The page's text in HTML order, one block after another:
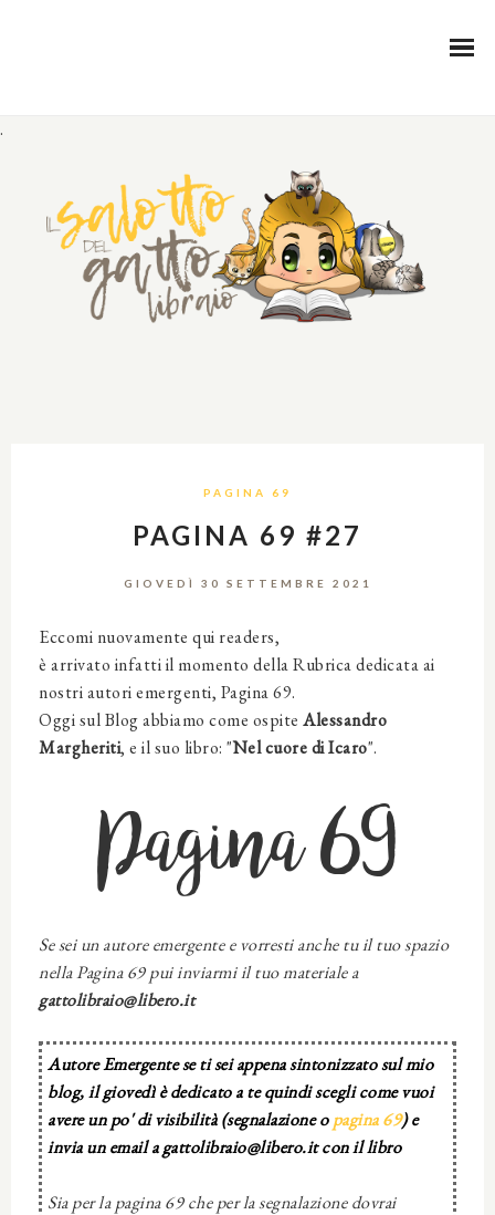
.
PAGINA 69
PAGINA 69 #27
GIOVEDÌ 30 SETTEMBRE 2021
Eccomi nuovamente qui readers,
è arrivato infatti il momento della Rubrica dedicata ai
nostri autori emergenti, Pagina 69.
Oggi sul Blog abbiamo come ospite Alessandro
Margheriti, e il suo libro: "Nel cuore di Icaro".
Pagina 69
Se sei un autore emergente e vorresti anche tu il tuo spazio
nella Pagina 69 pui inviarmi il tuo materiale a
gattolibraio@libero.it
Autore Emergente se ti sei appena sintonizzato sul mio
blog, il giovedì è dedicato a te quindi scegli come vuoi
avere un po' di visibilità (segnalazione opagina 69) e
invia un email a gattolibraio@libero.it con il libro
Sia per la pagina 69 che per la segnalazione dovrai